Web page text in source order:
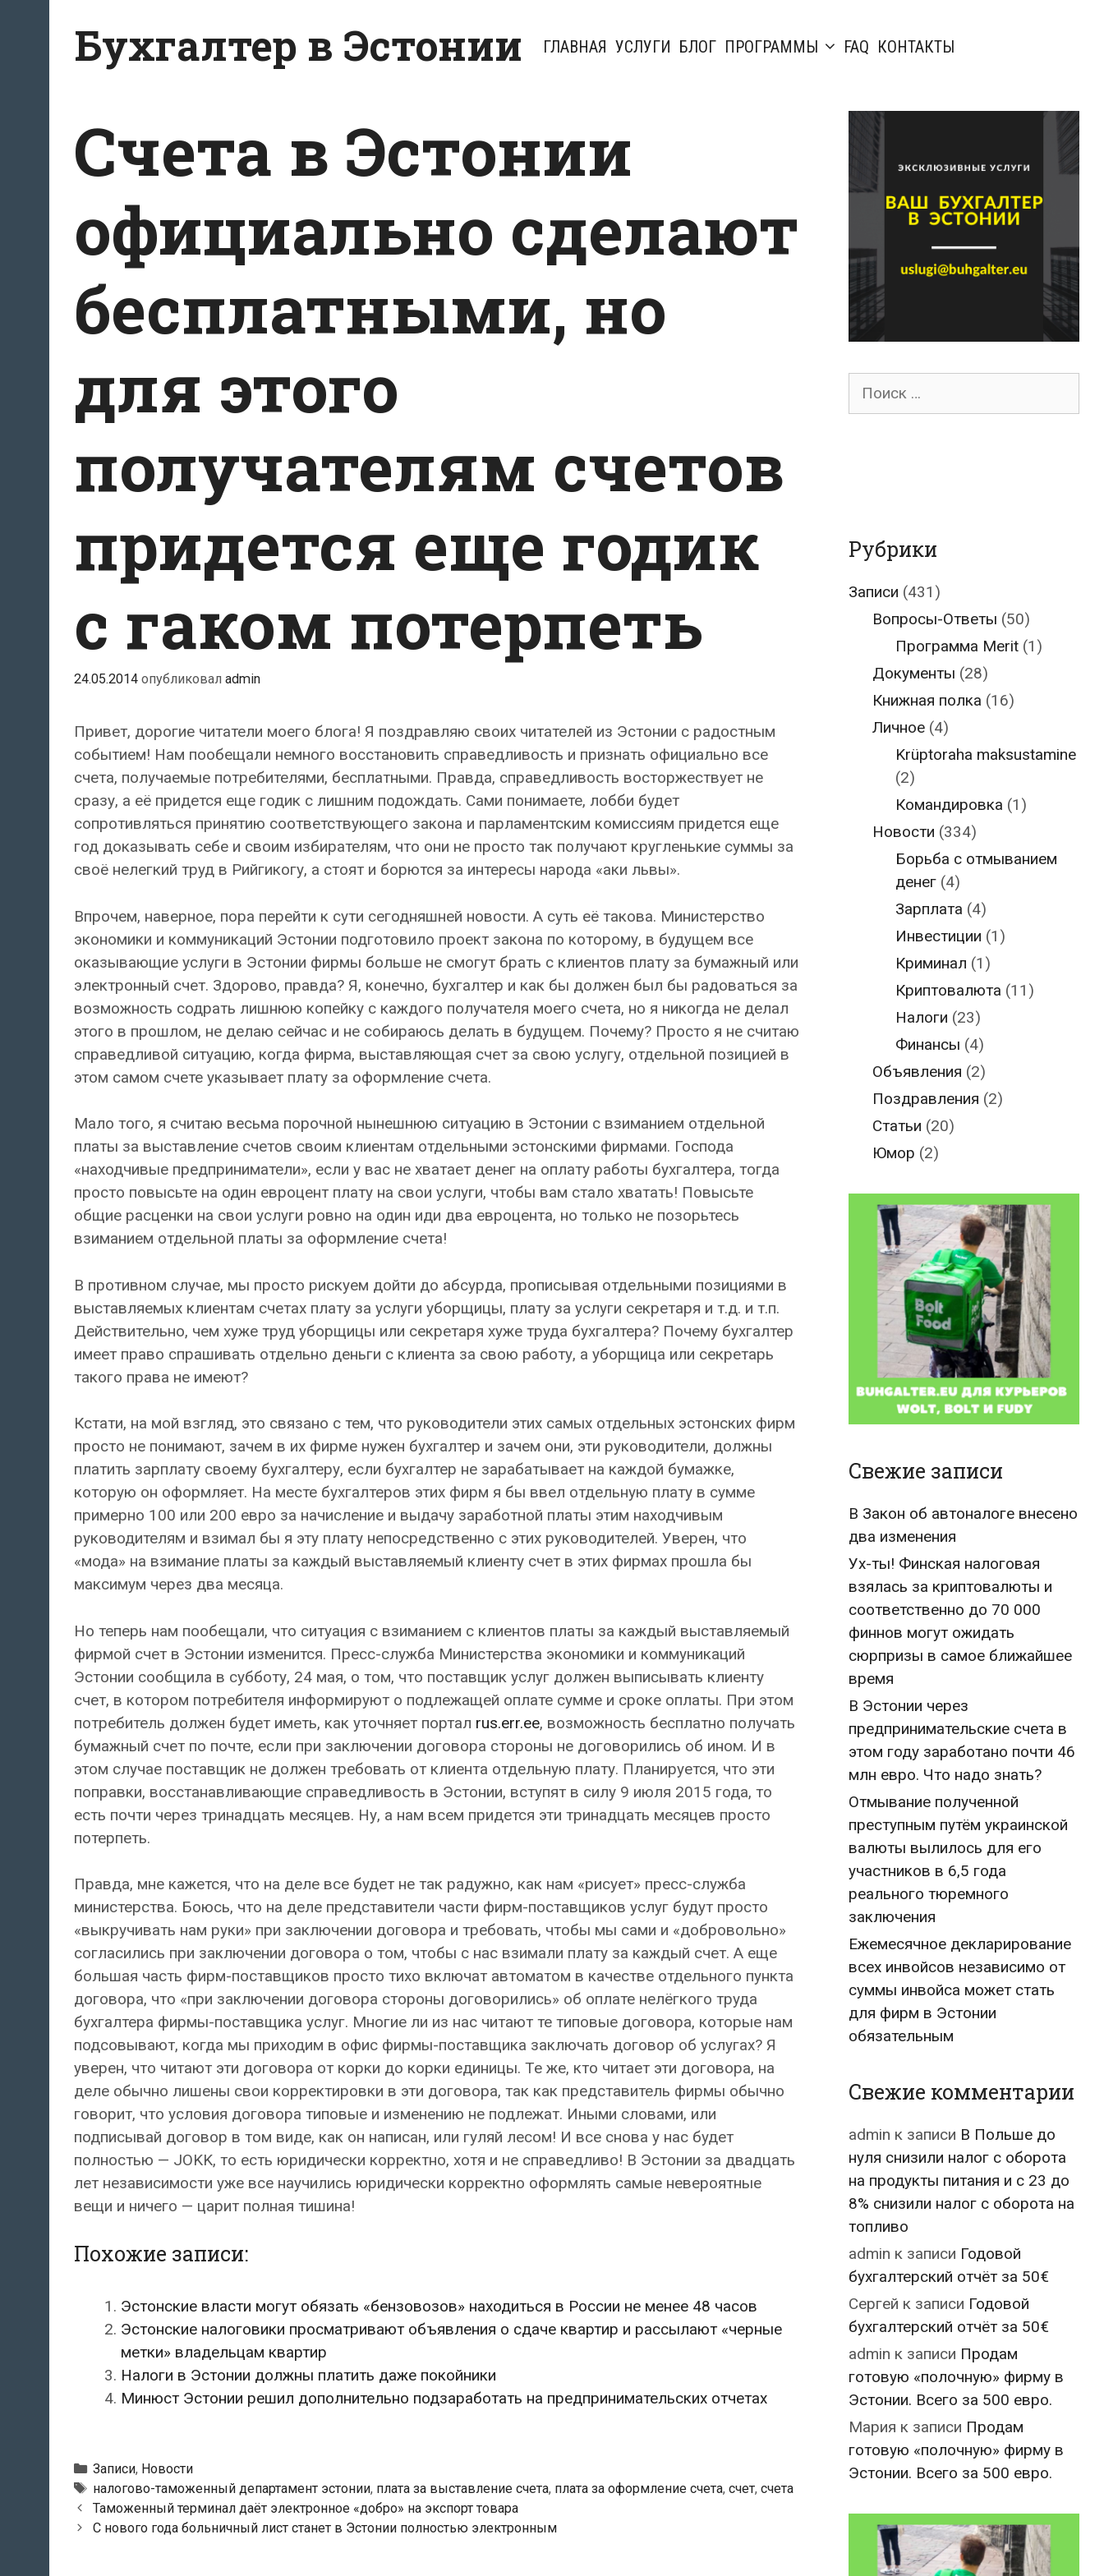
содержанию
Бухгалтер в Эстонии ГЛАВНАЯ УСЛУГИ БЛОГ ПРОГРАММЫ FAQ КОНТАКТЫ
Счета в Эстонии
официально сделают
бесплатными, но
для этого
получателям счетов
придется еще годик
с гаком потерпеть
24.05.2014 опубликовал admin
Привет, дорогие читатели моего блога! Я поздравляю своих читателей из Эстонии с радостным
событием! Нам пообещали немного восстановить справедливость и признать официально все
счета, получаемые потребителями, бесплатными. Правда, справедливость восторжествует не
сразу, а её придется еще годик с лишним подождать. Сами понимаете, лобби будет
сопротивляться принятию соответствующего закона и парламентским комиссиям придется еще
год доказывать себе и своим избирателям, что они не просто так получают кругленькие суммы за
своё нелегкий труд в Рийгикогу, а стоят и борются за интересы народа «аки львы».
Впрочем, наверное, пора перейти к сути сегодняшней новости. А суть её такова. Министерство
экономики и коммуникаций Эстонии подготовило проект закона по которому, в будущем все
оказывающие услуги в Эстонии фирмы больше не смогут брать с клиентов плату за бумажный или
электронный счет. Здорово, правда? Я, конечно, бухгалтер и как бы должен был бы радоваться за
возможность содрать лишнюю копейку с каждого получателя моего счета, но я никогда не делал
этого в прошлом, не делаю сейчас и не собираюсь делать в будущем. Почему? Просто я не считаю
справедливой ситуацию, когда фирма, выставляющая счет за свою услугу, отдельной позицией в
этом самом счете указывает плату за оформление счета.
Мало того, я считаю весьма порочной нынешнюю ситуацию в Эстонии с взиманием отдельной
платы за выставление счетов своим клиентам отдельными эстонскими фирмами. Господа
«находчивые предприниматели», если у вас не хватает денег на оплату работы бухгалтера, тогда
просто повысьте на один евроцент плату на свои услуги, чтобы вам стало хватать! Повысьте
общие расценки на свои услуги ровно на один иди два евроцента, но только не позорьтесь
взиманием отдельной платы за оформление счета!
В противном случае, мы просто рискуем дойти до абсурда, прописывая отдельными позициями в
выставляемых клиентам счетах плату за услуги уборщицы, плату за услуги секретаря и т.д. и т.п.
Действительно, чем хуже труд уборщицы или секретаря хуже труда бухгалтера? Почему бухгалтер
имеет право спрашивать отдельно деньги с клиента за свою работу, а уборщица или секретарь
такого права не имеют?
Кстати, на мой взгляд, это связано с тем, что руководители этих самых отдельных эстонских фирм
просто не понимают, зачем в их фирме нужен бухгалтер и зачем они, эти руководители, должны
платить зарплату своему бухгалтеру, если бухгалтер не зарабатывает на каждой бумажке,
которую он оформляет. На месте бухгалтеров этих фирм я бы ввел отдельную плату в сумме
примерно 100 или 200 евро за начисление и выдачу заработной платы этим находчивым
руководителям и взимал бы я эту плату непосредственно с этих руководителей. Уверен, что
«мода» на взимание платы за каждый выставляемый клиенту счет в этих фирмах прошла бы
максимум через два месяца.
Но теперь нам пообещали, что ситуация с взиманием с клиентов платы за каждый выставляемый
фирмой счет в Эстонии изменится. Пресс-служба Министерства экономики и коммуникаций
Эстонии сообщила в субботу, 24 мая, о том, что поставщик услуг должен выписывать клиенту
счет, в котором потребителя информируют о подлежащей оплате сумме и сроке оплаты. При этом
потребитель должен будет иметь, как уточняет портал rus.err.ee, возможность бесплатно получать
бумажный счет по почте, если при заключении договора стороны не договорились об ином. И в
этом случае поставщик не должен требовать от клиента отдельную плату. Планируется, что эти
поправки, восстанавливающие справедливость в Эстонии, вступят в силу 9 июля 2015 года, то
есть почти через тринадцать месяцев. Ну, а нам всем придется эти тринадцать месяцев просто
потерпеть.
Правда, мне кажется, что на деле все будет не так радужно, как нам «рисует» пресс-служба
министерства. Боюсь, что на деле представители части фирм-поставщиков услуг будут просто
«выкручивать нам руки» при заключении договора и требовать, чтобы мы сами и «добровольно»
согласились при заключении договора о том, чтобы с нас взимали плату за каждый счет. А еще
большая часть фирм-поставщиков просто тихо включат автоматом в качестве отдельного пункта
договора, что «при заключении договора стороны договорились» об оплате нелёгкого труда
бухгалтера фирмы-поставщика услуг. Многие ли из нас читают те типовые договора, которые нам
подсовывают, когда мы приходим в офис фирмы-поставщика заключать договор об услугах? Я
уверен, что читают эти договора от корки до корки единицы. Те же, кто читает эти договора, на
деле обычно лишены свои корректировки в эти договора, так как представитель фирмы обычно
говорит, что условия договора типовые и изменению не подлежат. Иными словами, или
подписывай договор в том виде, как он написан, или гуляй лесом! И все снова у нас будет
полностью — JOKK, то есть юридически корректно, хотя и не справедливо! В Эстонии за двадцать
лет независимости уже все научились юридически корректно оформлять самые невероятные
вещи и ничего — царит полная тишина!
Похожие записи:
Эстонские власти могут обязать «бензовозов» находиться в России не менее 48 часов
Эстонские налоговики просматривают объявления о сдаче квартир и рассылают «черные
метки» владельцам квартир
Налоги в Эстонии должны платить даже покойники
Минюст Эстонии решил дополнительно подзаработать на предпринимательских отчетах
Рубрики
Записи, Новости
Метки
налогово-таможенный департамент эстонии, плата за выставление счета, плата за оформление счета, счет, счета
Навигация
по
Таможенный терминал даёт электронное «добро» на экспорт товара
С нового года больничный лист станет в Эстонии полностью электронным
Поиск
Рубрики
Записи (431)
Вопросы-Ответы (50)
Программа Merit (1)
Документы (28)
Книжная полка (16)
Личное(4)
Krüptoraha maksustamine
(2)
Командировка (1)
Новости (334)
Борьба с отмыванием
денег (4)
Зарплата (4)
Инвестиции (1)
Криминал (1)
Криптовалюта (11)
Налоги (23)
Финансы (4)
Объявления (2)
Поздравления (2)
Статьи (20)
Юмор (2)
Свежие записи
В Закон об автоналоге внесено
два изменения
Ух-ты! Финская налоговая
взялась за криптовалюты и
соответственно до 70 000
финнов могут ожидать
сюрпризы в самое ближайшее
время
В Эстонии через
предпринимательские счета в
этом году заработано почти 46
млн евро. Что надо знать?
Отмывание полученной
преступным путём украинской
валюты вылилось для его
участников в 6,5 года
реального тюремного
заключения
Ежемесячное декларирование
всех инвойсов независимо от
суммы инвойса может стать
для фирм в Эстонии
обязательным
Свежие комментарии
admin к записи В Польше до
нуля снизили налог с оборота
на продукты питания и с 23 до
8% снизили налог с оборота на
топливо
admin к записи Годовой
бухгалтерский отчёт за 50€
Сергей к записи Годовой
бухгалтерский отчёт за 50€
admin к записи Продам
готовую «полочную» фирму в
Эстонии. Всего за 500 евро.
Мария к записи Продам
готовую «полочную» фирму в
Эстонии. Всего за 500 евро.